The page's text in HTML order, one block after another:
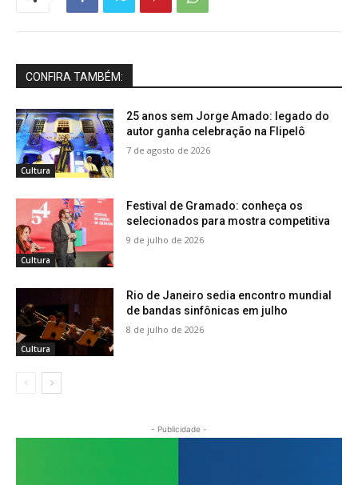
CONFIRA TAMBÉM:
Cultura
25 anos sem Jorge Amado: legado do
autor ganha celebração na Flipelô
7 de agosto de 2026
Cultura
Festival de Gramado: conheça os
selecionados para mostra competitiva
9 de julho de 2026
Cultura
Rio de Janeiro sedia encontro mundial
de bandas sinfônicas em julho
8 de julho de 2026
- Publicidade -